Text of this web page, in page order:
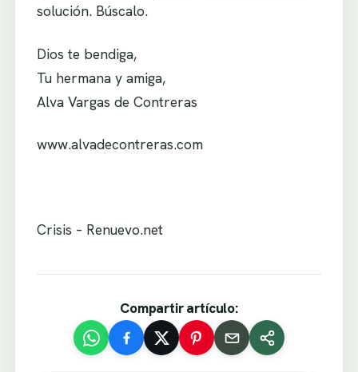
solución. Búscalo.
Dios te bendiga,
Tu hermana y amiga,
Alva Vargas de Contreras
www.alvadecontreras.com
Crisis – Renuevo.net
Compartir artículo: